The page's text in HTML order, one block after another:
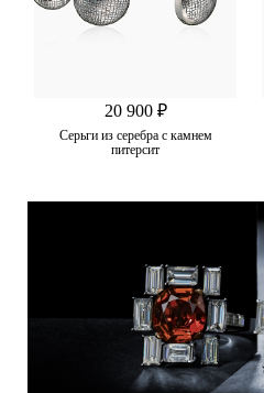
20 900 ₽
Серьги из серебра с камнем
питерсит